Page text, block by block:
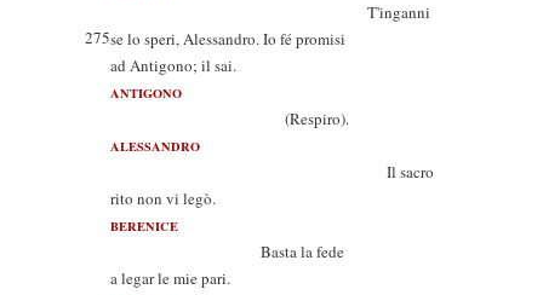
T'inganni
275se lo speri, Alessandro. Io fé promisi
ad Antigono; il sai.
ANTIGONO
(Respiro).
ALESSANDRO
Il sacro
rito non vi legò.
BERENICE
Basta la fede
a legar le mie pari.